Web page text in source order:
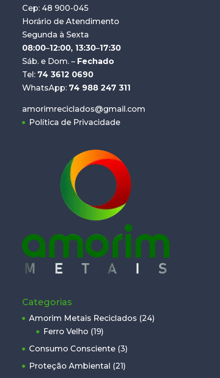
Cep: 48 900-045
Horário de Atendimento
Segunda à Sexta
08:00–12:00, 13:30–17:30
Sáb. e Dom. – Fechado
Tel: 74 3612 0690
WhatsApp: 74 988 247 311
amorimreciclados@gmail.com
Política de Privacidade
Categorias
Amorim Metais Reciclados (24)
Ferro Velho (19)
Consumo Consciente(3)
Proteção Ambiental (21)